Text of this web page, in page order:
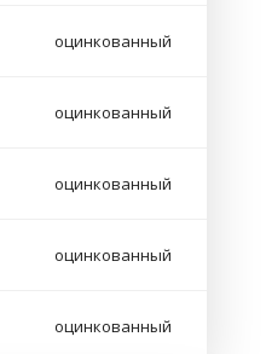
оцинкованный
оцинкованный
оцинкованный
оцинкованный
оцинкованный